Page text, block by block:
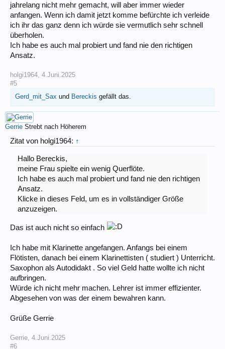
jahrelang nicht mehr gemacht, will aber immer wieder
anfangen. Wenn ich damit jetzt komme befürchte ich verleide
ich ihr das ganz denn ich würde sie vermutlich sehr schnell
überholen.
Ich habe es auch mal probiert und fand nie den richtigen
Ansatz.
holgi1964 4.Juni.2025
#5
Gerd_mit_Sax und Bereckis gefällt das.
Gerrie Strebt nach Höherem
Zitat von holgi1964: ↑
Hallo Bereckis,
meine Frau spielte ein wenig Querflöte.
Ich habe es auch mal probiert und fand nie den richtigen
Ansatz.
Klicke in dieses Feld, um es in vollständiger Größe
anzuzeigen.
Das ist auch nicht so einfach
Ich habe mit Klarinette angefangen. Anfangs bei einem
Flötisten, danach bei einem Klarinettisten ( studiert ) Unterricht.
Saxophon als Autodidakt . So viel Geld hatte wollte ich nicht
aufbringen.
Würde ich nicht mehr machen. Lehrer ist immer effizienter.
Abgesehen von was der einem bewahren kann.
Grüße Gerrie
Gerrie 4.Juni.2025
#6